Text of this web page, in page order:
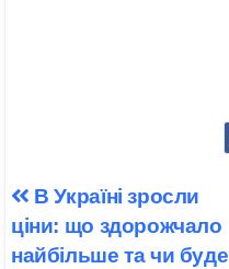
Навігація
записів
В Україні зросли
ціни: що здорожчало
найбільше та чи буде